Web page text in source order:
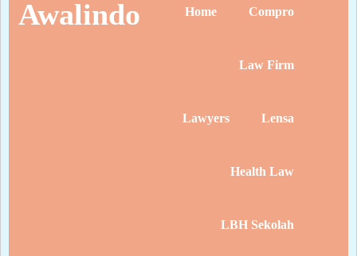
Awalindo Home Compro
Law Firm
Lawyers Lensa
Health Law
LBH Sekolah